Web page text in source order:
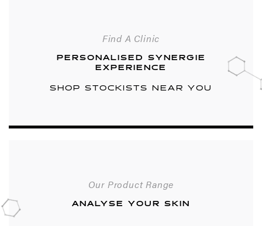
Find A Clinic
PERSONALISED SYNERGIE
EXPERIENCE
SHOP STOCKISTS NEAR YOU
Our Product Range
ANALYSE YOUR SKIN